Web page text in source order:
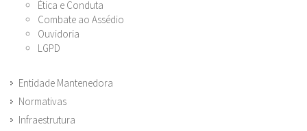
Ética e Conduta
Combate ao Assédio
Ouvidoria
LGPD
Entidade Mantenedora
Normativas
Infraestrutura